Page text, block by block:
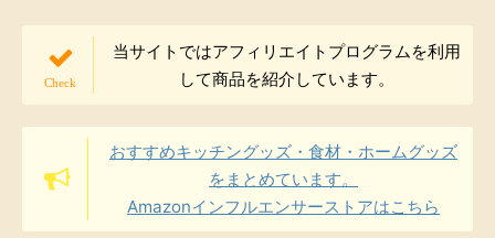
当サイトではアフィリエイトプログラムを利用
して商品を紹介しています。
おすすめキッチングッズ・食材・ホームグッズ
をまとめています。
Amazonインフルエンサーストアはこちら